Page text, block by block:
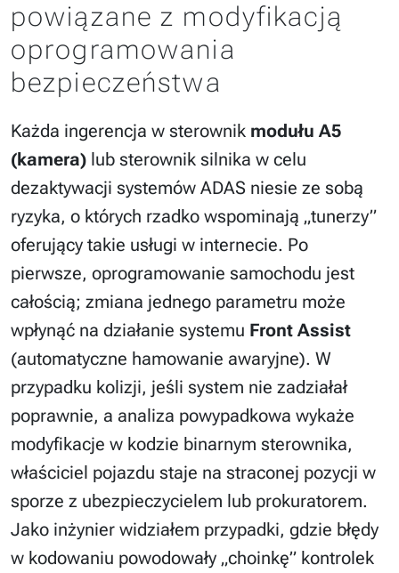
powiązane z modyfikacją
oprogramowania
bezpieczeństwa
Każda ingerencja w sterownik modułu A5
(kamera) lub sterownik silnika w celu
dezaktywacji systemów ADAS niesie ze sobą
ryzyka, o których rzadko wspominają „tunerzy”
oferujący takie usługi w internecie. Po
pierwsze, oprogramowanie samochodu jest
całością; zmiana jednego parametru może
wpłynąć na działanie systemu Front Assist
(automatyczne hamowanie awaryjne). W
przypadku kolizji, jeśli system nie zadziałał
poprawnie, a analiza powypadkowa wykaże
modyfikacje w kodzie binarnym sterownika,
właściciel pojazdu staje na straconej pozycji w
sporze z ubezpieczycielem lub prokuratorem.
Jako inżynier widziałem przypadki, gdzie błędy
w kodowaniu powodowały „choinkę” kontrolek